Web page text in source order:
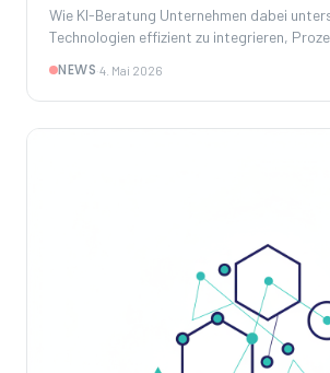
Wie KI-Beratung Unternehmen dabei
Technologien effizient zu integrieren,
sichern.
NEWS·4. Mai 2026